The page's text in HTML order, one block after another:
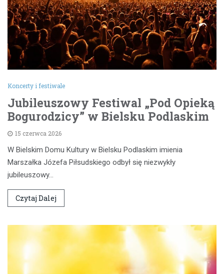
Koncerty i festiwale
Jubileuszowy Festiwal „Pod Opieką
Bogurodzicy” w Bielsku Podlaskim
15 czerwca 2026
W Bielskim Domu Kultury w Bielsku Podlaskim imienia
Marszałka Józefa Piłsudskiego odbył się niezwykły
jubileuszowy…
Czytaj Dalej